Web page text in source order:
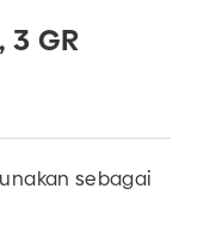
3 GR
sebagai